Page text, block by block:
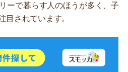
ーで暮らす人のほうが多く、子
目されています。